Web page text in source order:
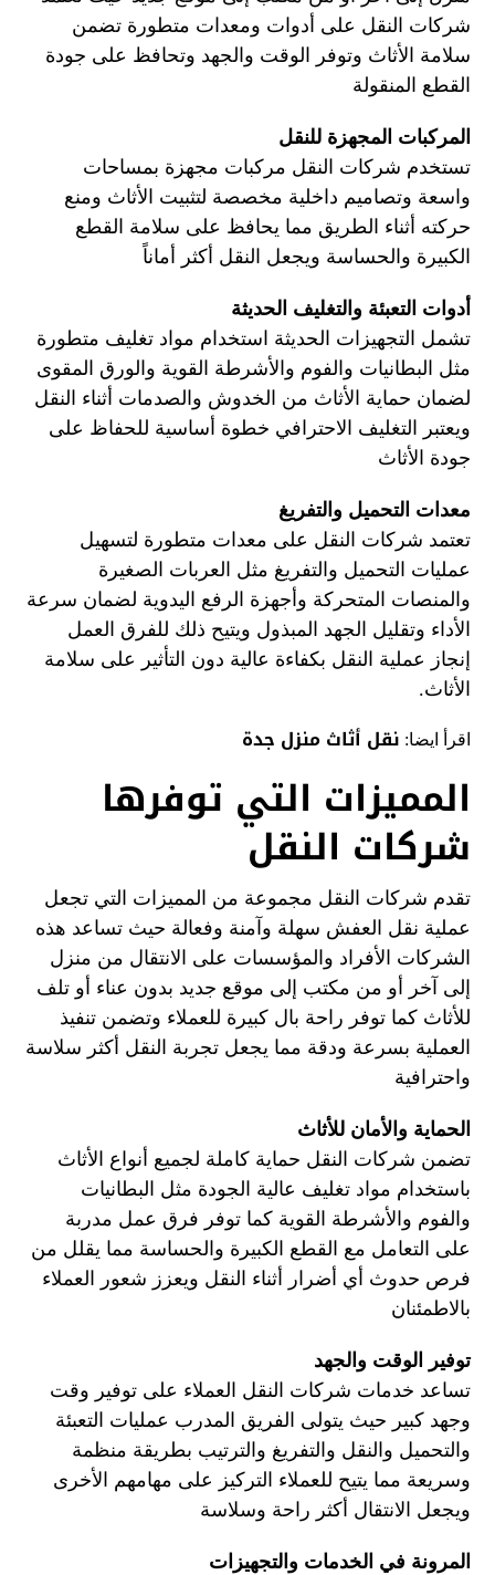
شركات النقل على أدوات ومعدات متطورة تضمن
سلامة الأثاث وتوفر الوقت والجهد وتحافظ على جودة
القطع المنقولة
المركبات المجهزة للنقل
تستخدم شركات النقل مركبات مجهزة بمساحات
واسعة وتصاميم داخلية مخصصة لتثبيت الأثاث ومنع
حركته أثناء الطريق مما يحافظ على سلامة القطع
الكبيرة والحساسة ويجعل النقل أكثر أماناً
أدوات التعبئة والتغليف الحديثة
تشمل التجهيزات الحديثة استخدام مواد تغليف متطورة
مثل البطانيات والفوم والأشرطة القوية والورق المقوى
لضمان حماية الأثاث من الخدوش والصدمات أثناء النقل
ويعتبر التغليف الاحترافي خطوة أساسية للحفاظ على
جودة الأثاث
معدات التحميل والتفريغ
تعتمد شركات النقل على معدات متطورة لتسهيل
عمليات التحميل والتفريغ مثل العربات الصغيرة
والمنصات المتحركة وأجهزة الرفع اليدوية لضمان سرعة
الأداء وتقليل الجهد المبذول ويتيح ذلك للفرق العمل
إنجاز عملية النقل بكفاءة عالية دون التأثير على سلامة
الأثاث.
اقرأ ايضا: نقل أثاث منزل جدة
المميزات التي توفرها
شركات النقل
تقدم شركات النقل مجموعة من المميزات التي تجعل
عملية نقل العفش سهلة وآمنة وفعالة حيث تساعد هذه
الشركات الأفراد والمؤسسات على الانتقال من منزل
إلى آخر أو من مكتب إلى موقع جديد بدون عناء أو تلف
للأثاث كما توفر راحة بال كبيرة للعملاء وتضمن تنفيذ
العملية بسرعة ودقة مما يجعل تجربة النقل أكثر سلاسة
واحترافية
الحماية والأمان للأثاث
تضمن شركات النقل حماية كاملة لجميع أنواع الأثاث
باستخدام مواد تغليف عالية الجودة مثل البطانيات
والفوم والأشرطة القوية كما توفر فرق عمل مدربة
على التعامل مع القطع الكبيرة والحساسة مما يقلل من
فرص حدوث أي أضرار أثناء النقل ويعزز شعور العملاء
بالاطمئنان
توفير الوقت والجهد
تساعد خدمات شركات النقل العملاء على توفير وقت
وجهد كبير حيث يتولى الفريق المدرب عمليات التعبئة
والتحميل والنقل والتفريغ والترتيب بطريقة منظمة
وسريعة مما يتيح للعملاء التركيز على مهامهم الأخرى
ويجعل الانتقال أكثر راحة وسلاسة
المرونة في الخدمات والتجهيزات